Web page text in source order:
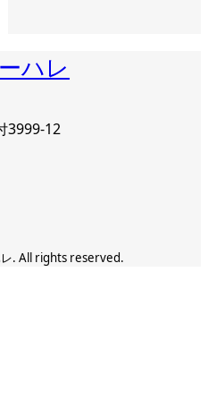
ハレ
3999-12
. All rights reserved.